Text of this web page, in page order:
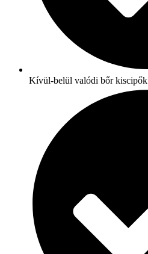
Kívül-belül valódi bőr kiscipők